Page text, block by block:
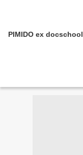
PIMIDO ex docschool